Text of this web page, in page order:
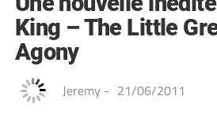
King – The Little
Agony
Jeremy - 21/06/2011